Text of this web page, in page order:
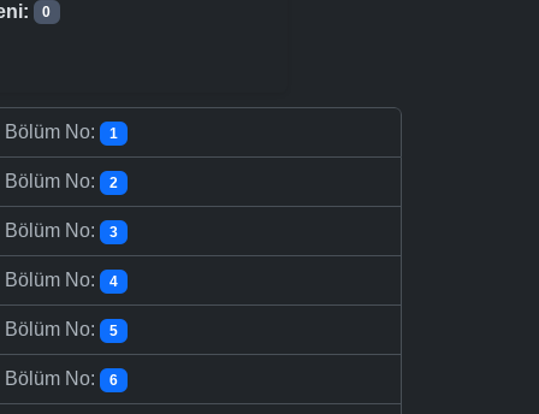
0
Bölüm No: 1
Bölüm No: 2
Bölüm No: 3
Bölüm No: 4
Bölüm No: 5
Bölüm No: 6